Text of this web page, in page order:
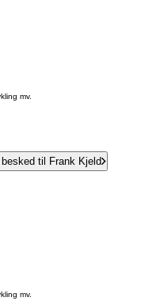
mv.
til Frank Kjeld
mv.